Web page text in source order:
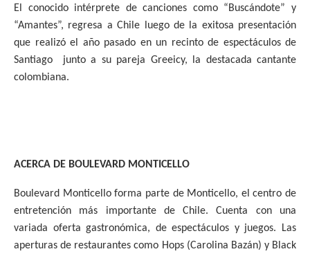
El conocido intérprete de canciones como “Buscándote” y
“Amantes”, regresa a Chile luego de la exitosa presentación
que realizó el año pasado en un recinto de espectáculos de
Santiago
junto a su pareja Greeicy, la destacada cantante
colombiana.
ACERCA DE BOULEVARD MONTICELLO
Boulevard Monticello forma parte de Monticello, el centro de
entretención más importante de Chile. Cuenta con una
variada oferta gastronómica, de espectáculos y juegos. Las
aperturas de restaurantes como Hops (Carolina Bazán) y Black